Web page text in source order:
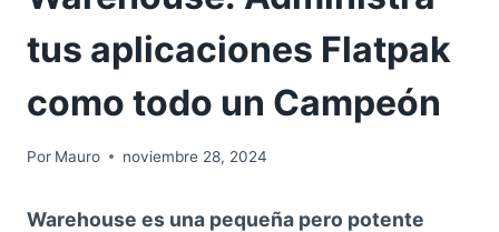
tus aplicaciones Flatpak
como todo un Campeón
Por Mauro noviembre 28, 2024
Warehouse es una pequeña pero potente